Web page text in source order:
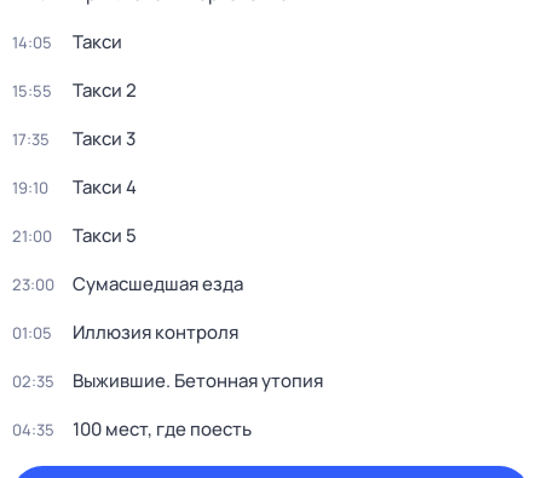
14:05 Такси
15:55 Такси 2
17:35 Такси 3
19:10 Такси 4
21:00 Такси 5
23:00 Сумасшедшая езда
01:05 Иллюзия контроля
02:35 Выжившие. Бетонная утопия
04:35 100 мeст, где пoесть